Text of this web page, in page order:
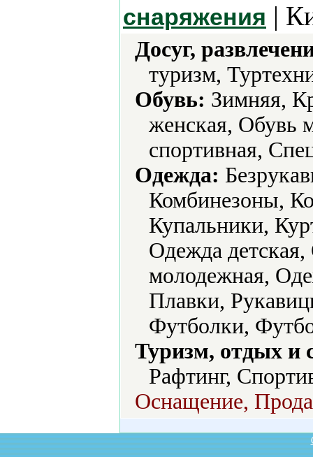
снаряжения |
Досуг,
туризм,
Обувь: Зимняя,
женская, Обувь
спортивная,
Одежда:
Комбинезоны,
Купальники,
Одежда
молодежная,
Плавки,
Футболки,
Туризм, отдых и
Рафтинг,
Оснащение,